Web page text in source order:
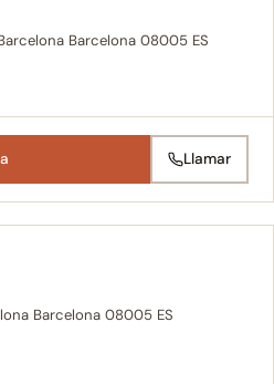
Barcelona 08005 ES
Llamar
Barcelona 08005 ES